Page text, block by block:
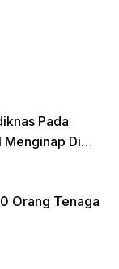
Pada
Menginap Di
Orang Tenaga